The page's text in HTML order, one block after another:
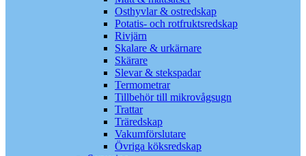
Osthyvlar & ostredskap
Potatis- och rotfruktsredskap
Rivjärn
Skalare & urkärnare
Skärare
Slevar & stekspadar
Termometrar
Tillbehör till mikrovågsugn
Trattar
Träredskap
Vakumförslutare
Övriga köksredskap